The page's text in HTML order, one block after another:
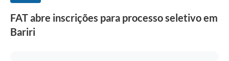
FAT abre inscrições para processo seletivo em
Bariri